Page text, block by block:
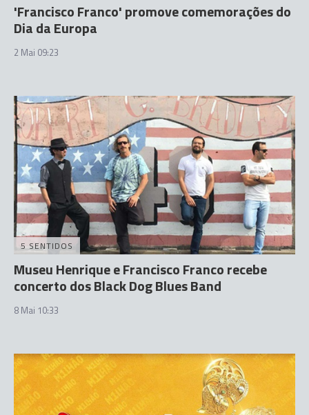
'Francisco Franco' promove comemorações do
Dia da Europa
2 Mai 09:23
5 SENTIDOS
Museu Henrique e Francisco Franco recebe
concerto dos Black Dog Blues Band
8 Mai 10:33